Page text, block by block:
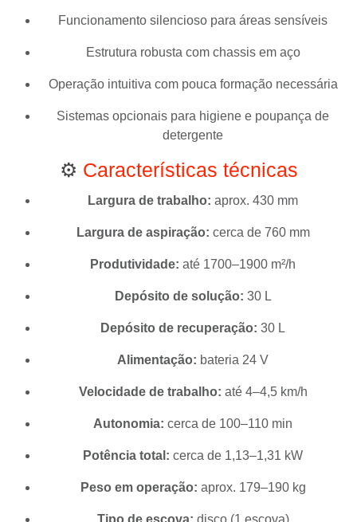
Funcionamento silencioso para áreas sensíveis
Estrutura robusta com chassis em aço
Operação intuitiva com pouca formação necessária
Sistemas opcionais para higiene e poupança de
detergente
⚙️ Características técnicas
Largura de trabalho: aprox. 430 mm
Largura de aspiração: cerca de 760 mm
Produtividade: até 1700–1900 m²/h
Depósito de solução: 30 L
Depósito de recuperação: 30 L
Alimentação: bateria 24 V
Velocidade de trabalho: até 4–4,5 km/h
Autonomia: cerca de 100–110 min
Potência total: cerca de 1,13–1,31 kW
Peso em operação: aprox. 179–190 kg
Tipo de escova: disco (1 escova)